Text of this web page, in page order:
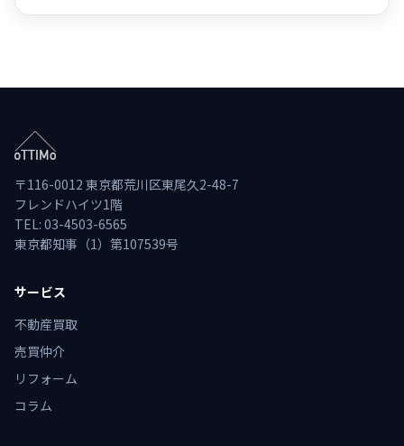
〒116-0012 東京都荒川区東尾久2-48-7
フレンドハイツ1階
TEL: 03-4503-6565
東京都知事（1）第107539号
サービス
不動産買取
売買仲介
リフォーム
コラム